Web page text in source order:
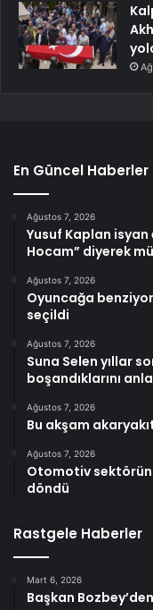
En Güncel Haberler
Ağustos 7, 2026
Yusuf Kaplan
Hocam” diyerek
Ağustos 7, 2026
Oyuncağa
seçildi
Ağustos 7, 2026
Suna Selen yıllar
boşandıklarını
Ağustos 7, 2026
Bu akşam
Ağustos 7, 2026
Otomotiv
döndü
Rastgele Haberler
Mart 6, 2026
Başkan